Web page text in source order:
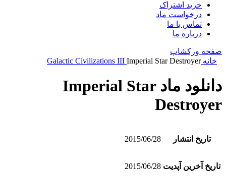
خرید اشتراک
درخواست ماد
تماس با ما
درباره ما
صفحه ورکشاپ
خانه
Galactic Civilizations III Imperial Star Destroyer
دانلود ماد Imperial Star
Destroyer
تاریخ انتشار 2015/06/28
تاریخ آخرین آپدیت 2015/06/28